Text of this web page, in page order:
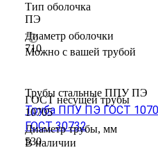
Тип оболочка
ПЭ
Диаметр оболочки
710
ГОСТ несущей трубы
10705
Диаметр трубы, мм
530
Можно с вашей трубой
Трубы стальные ППУ ПЭ
Труба ППУ ПЭ ГОСТ
ГОСТ 30732
В наличии